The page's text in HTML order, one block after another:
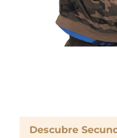
Descubre